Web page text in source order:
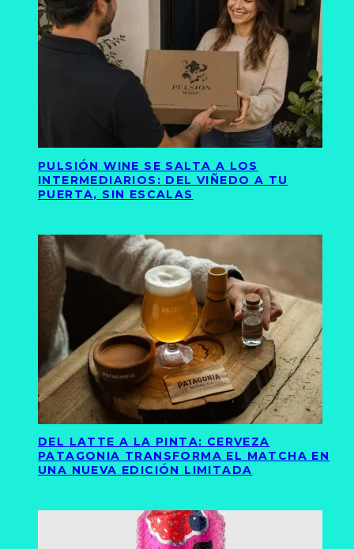
PULSIÓN WINE SE SALTA A LOS
INTERMEDIARIOS: DEL VIÑEDO A TU
PUERTA, SIN ESCALAS
DEL LATTE A LA PINTA: CERVEZA
PATAGONIA TRANSFORMA EL MATCHA EN
UNA NUEVA EDICIÓN LIMITADA